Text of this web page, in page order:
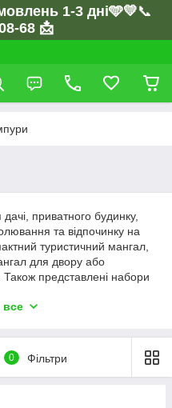
1-3 дні🩵💛📞
68 📩
приватного будинку,
та відпочинку на
туристичний мангал,
для двору або
представлені набори
все
0 Фільтри